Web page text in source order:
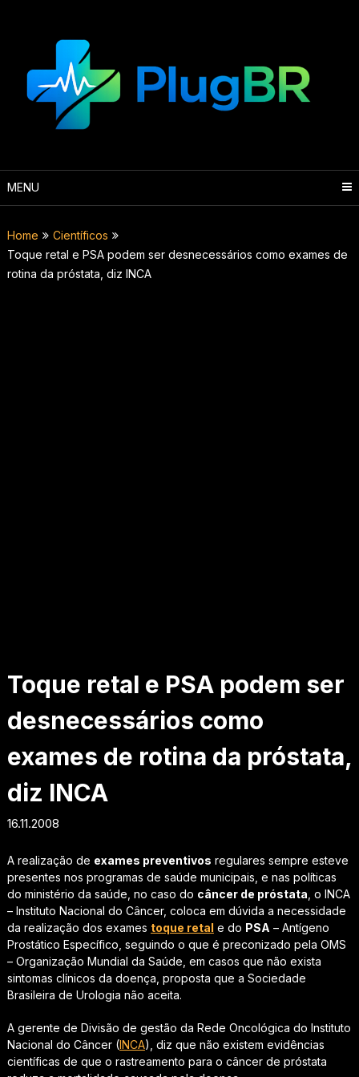
MENU
Home
Científicos
Toque retal e PSA podem ser desnecessários como exames de
rotina da próstata, diz INCA
Toque retal e PSA podem ser
desnecessários como
exames de rotina da próstata,
diz INCA
16.11.2008
A realização de exames preventivos regulares sempre esteve
presentes nos programas de saúde municipais, e nas políticas
do ministério da saúde, no caso do câncer de próstata , o INCA
– Instituto Nacional do Câncer, coloca em dúvida a necessidade
da realização dos exames toque retal e do PSA – Antígeno
Prostático Específico, seguindo o que é preconizado pela OMS
– Organização Mundial da Saúde, em casos que não exista
sintomas clínicos da doença, proposta que a Sociedade
Brasileira de Urologia não aceita.
A gerente de Divisão de gestão da Rede Oncológica do Instituto
Nacional do Câncer (INCA), diz que não existem evidências
científicas de que o rastreamento para o câncer de próstata